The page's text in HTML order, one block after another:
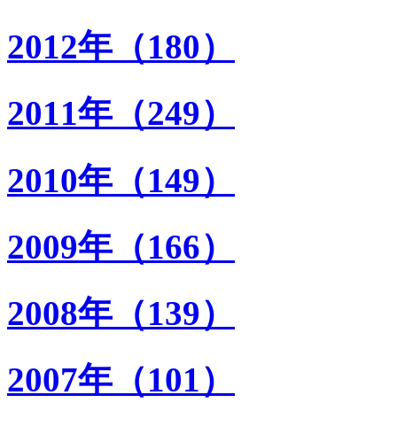
2012年（180）
2011年（249）
2010年（149）
2009年（166）
2008年（139）
2007年（101）